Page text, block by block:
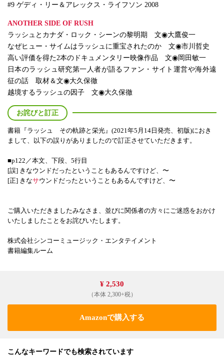
#9 ゲディ・リー＆アレックス・ライフソン 2008
ANOTHER SIDE OF RUSH
ラッシュとカナダ・ロック・シーンの黎明期 文◉大鷹俊一
なぜヒュー・サイムはラッシュに重宝されたのか 文◉市川哲史
高い評価を得た2本のドキュメンタリー映像作品 文◉岡田敏一
日本のラッシュ研究第一人者が語るファン・サイト運営や海外遠
征の話 取材＆文◉大久保徹
越境するラッシュの因子 文◉大久保徹
お詫びと訂正
書籍『ラッシュ その軌跡と栄光』(2021年5月14日発売、初版)におき
まして、以下の誤りがありましたので訂正させていただきます。
■p122／本文、下段、5行目
[誤] きなウンドだったということもあるんですけど、〜
[正] きなサウンドだったということもあるんですけど、〜
ご購入いただきましたみなさま、並びに関係者の方々にご迷惑をおかけ
いたしましたことをお詫びいたします。
株式会社シンコーミュージック・エンタテイメント
書籍編集ルーム
¥ 2,530
（本体 2,300+税）
Amazonで購入する
こんなキーワードでも検索されています